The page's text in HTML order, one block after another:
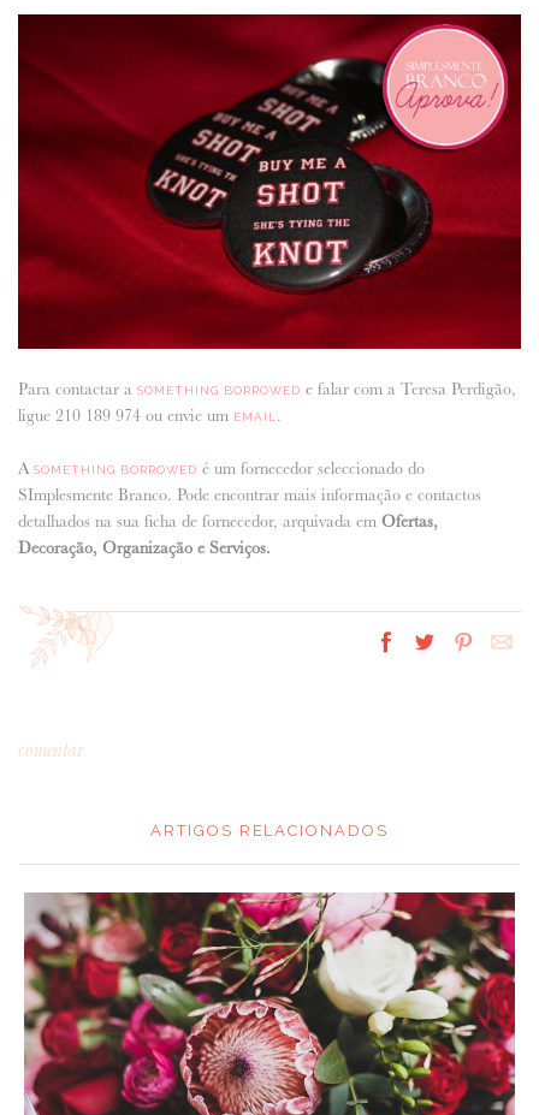
Para contactar a SOMETHING BORROWED e falar com a Teresa Perdigão,
ligue 210 189 974 ou envie um EMAIL.
A SOMETHING BORROWED é um fornecedor seleccionado do
SImplesmente Branco. Pode encontrar mais informação e contactos
detalhados na sua ficha de fornecedor, arquivada em Ofertas,
Decoração, Organização e Serviços.
comentar
NOME :
ARTIGOS RELACIONADOS